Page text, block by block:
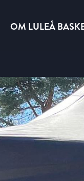
OM LULEÅ